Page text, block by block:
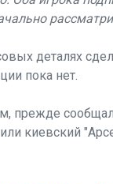
деталях
пока нет.
прежде
киевский